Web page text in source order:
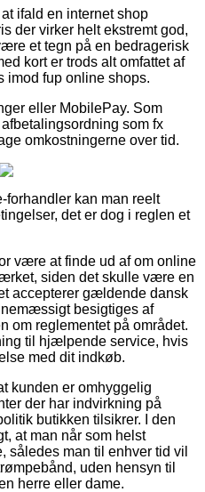
ifald en internet shop
der virker helt ekstremt god,
et tegn på en bedragerisk
kort er trods alt omfattet af
imod fup online shops.
eller MobilePay. Som
som fx
omkostningerne over tid.
forhandler kan man reelt
det er dog i reglen et
være at finde ud af om online
siden det skulle være en
accepterer gældende dansk
besigtiges af
om reglementet på området.
til hjælpende service, hvis
med dit indkøb.
kunden er omhyggelig
der har indvirkning på
butikken tilsikrer. I den
at man når som helst
man til enhver tid vil
uden hensyn til
herre eller dame.